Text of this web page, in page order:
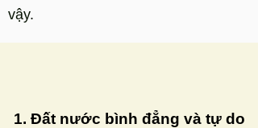
vậy.
1. Đất nước bình đẳng và tự do